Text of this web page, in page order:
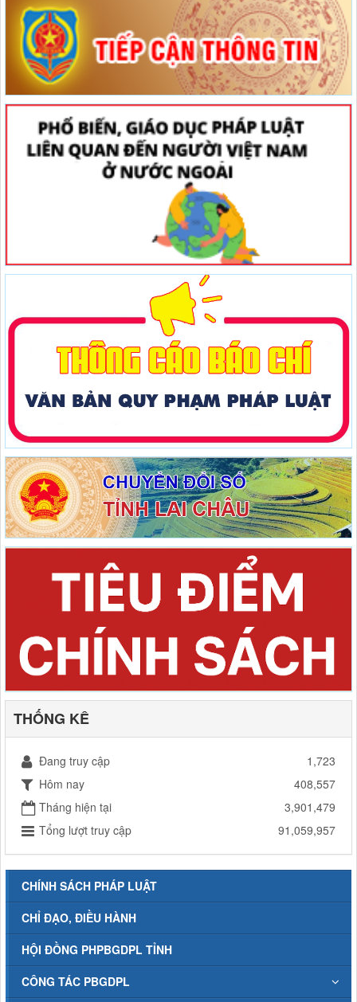
THỐNG KÊ
Đang truy cập
1,723
Hôm nay
408,557
Tháng hiện tại
3,901,479
Tổng lượt truy cập
91,059,957
CHÍNH SÁCH PHÁP LUẬT
CHỈ ĐẠO, ĐIỀU HÀNH
HỘI ĐỒNG PHPBGDPL TỈNH
CÔNG TÁC PBGDPL